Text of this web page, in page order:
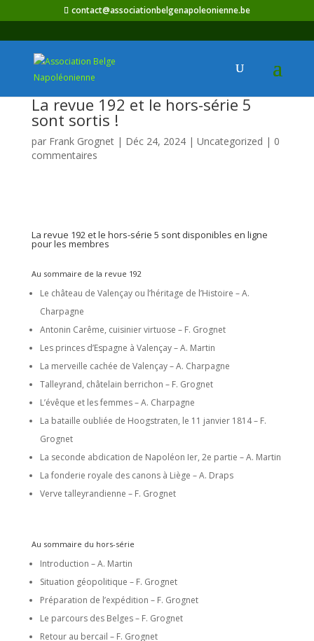
contact@associationbelgenapoleonienne.be
La revue 192 et le hors-série 5
sont sortis !
par Frank Grognet| Déc 24, 2024| Uncategorized | 0
commentaires
La revue 192 et le hors-série 5 sont disponibles en ligne
pour les membres
Au sommaire de la revue 192
Le château de Valençay ou l’héritage de l’Histoire – A.
Charpagne
Antonin Carême, cuisinier virtuose – F. Grognet
Les princes d’Espagne à Valençay – A. Martin
La merveille cachée de Valençay – A. Charpagne
Talleyrand, châtelain berrichon – F. Grognet
L’évêque et les femmes – A. Charpagne
La bataille oubliée de Hoogstraten, le 11 janvier 1814 – F.
Grognet
La seconde abdication de Napoléon Ier, 2e partie – A. Martin
La fonderie royale des canons à Liège – A. Draps
Verve talleyrandienne – F. Grognet
Au sommaire du hors-série
Introduction – A. Martin
Situation géopolitique – F. Grognet
Préparation de l’expédition – F. Grognet
Le parcours des Belges – F. Grognet
Retour au bercail – F. Grognet